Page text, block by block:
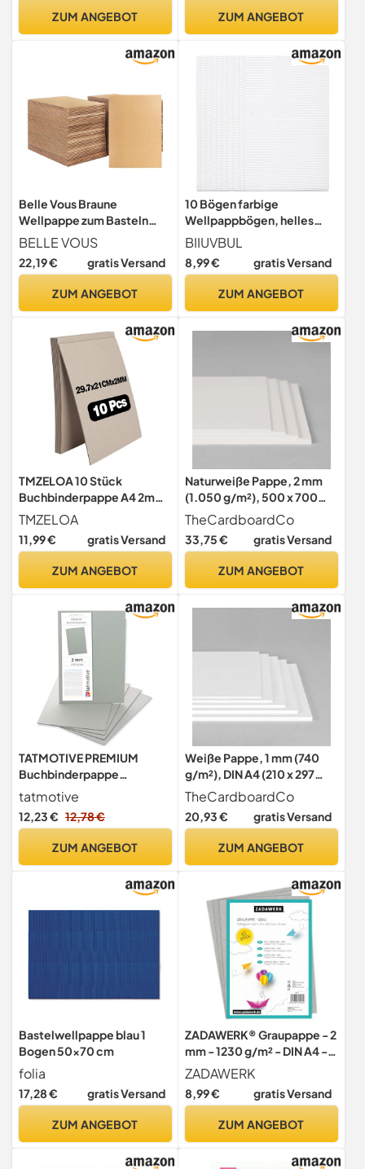
ZUM ANGEBOT ZUM ANGEBOT
Belle Vous Braune
Wellpappe zum Basteln
(100 Stück) - Wellpappe
Verpackung 18 x 12,5 cm -
2,8 mm Dicker Flacher
Kunst Basteln und
BELLE VOUS
22,19 € gratis Versand
ZUM ANGEBOT
10 Bögen farbige
Wellpappbögen, helles
Wellpapier, dekoratives
Wellpapier für
Bastelarbeiten, Schilder,
(weiß, 21,6 x 29,8 cm)
BIIUVBUL
8,99 € gratis Versand
ZUM ANGEBOT
TMZELOA 10 Stück
Buchbinderpappe A4 2mm,
Graupappe für Buchbinden,
Modellbau und Basteln,
Dicker Graukarton mit
Bastelpappe für
und kreative Projekte
TMZELOA
11,99 € gratis Versand
ZUM ANGEBOT
Naturweiße Pappe, 2 mm
(1.050 g/m²), 500 x 700
mm, 5 Blatt, Holzpappe für
Modellbau, Kaschieren &
kreatives Basten
TheCardboardCo
33,75 € gratis Versand
ZUM ANGEBOT
TATMOTIVE PREMIUM
Buchbinderpappe
Graupappe 2mm DIN A4
1260g/qm (10 Stück)
tatmotive
12,23 € 12,78 €
ZUM ANGEBOT
Weiße Pappe, 1 mm (740
g/m²), DIN A4 (210 x 297
mm), 10 Blatt, Holzpappe
für Modellbau, Kaschieren
& kreatives Basteln,
TheCardboardCo
20,93 € gratis Versand
ZUM ANGEBOT
Bastelwellpappe blau 1
Bogen 50x70 cm
folia
17,28 € gratis Versand
ZUM ANGEBOT
ZADAWERK® Graupappe - 2
mm - 1230 g/m² - DIN A4 -
Buchbinderpappe grey - 10
Stück stark – Bastelkarton -
Modellbaupappe -
Archivpappe -
ZADAWERK
8,99 € gratis Versand
ZUM ANGEBOT